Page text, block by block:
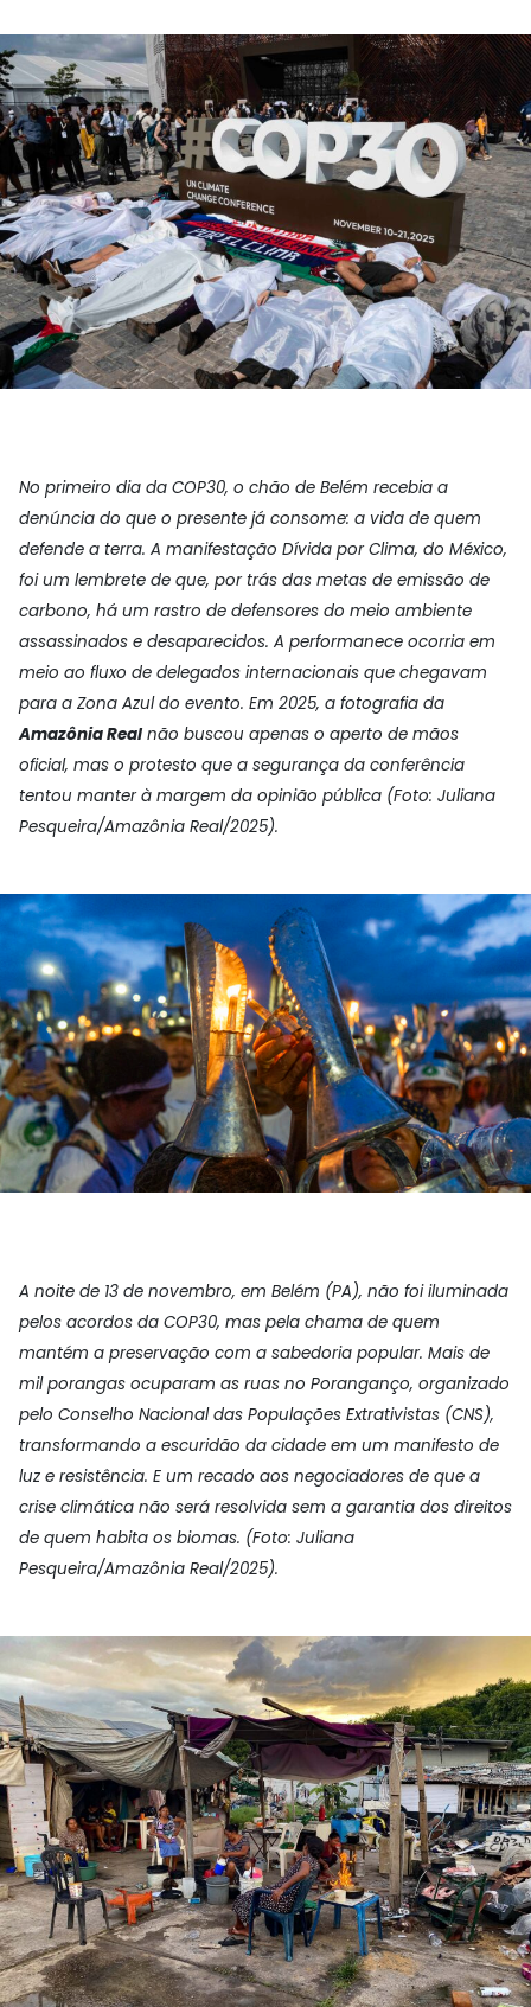
No primeiro dia da COP30, o chão de Belém recebia a
denúncia do que o presente já consome: a vida de quem
defende a terra. A manifestação Dívida por Clima, do México,
foi um lembrete de que, por trás das metas de emissão de
carbono, há um rastro de defensores do meio ambiente
assassinados e desaparecidos. A performanece ocorria em
meio ao fluxo de delegados internacionais que chegavam
para a Zona Azul do evento. Em 2025, a fotografia da
Amazônia Realnão buscou apenas o aperto de mãos
oficial, mas o protesto que a segurança da conferência
tentou manter à margem da opinião pública (Foto: Juliana
Pesqueira/Amazônia Real/2025).
A noite de 13 de novembro, em Belém (PA), não foi iluminada
pelos acordos da COP30, mas pela chama de quem
mantém a preservação com a sabedoria popular. Mais de
mil porangas ocuparam as ruas no Poranganço, organizado
pelo Conselho Nacional das Populações Extrativistas (CNS),
transformando a escuridão da cidade em um manifesto de
luz e resistência. E um recado aos negociadores de que a
crise climática não será resolvida sem a garantia dos direitos
de quem habita os biomas. (Foto: Juliana
Pesqueira/Amazônia Real/2025).